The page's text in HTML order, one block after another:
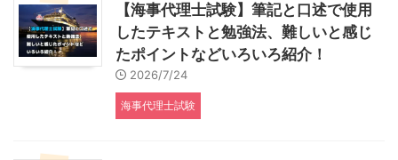
【海事代理士試験】筆記と口述で使用
したテキストと勉強法、難しいと感じ
たポイントなどいろいろ紹介！
2026/7/24
海事代理士試験